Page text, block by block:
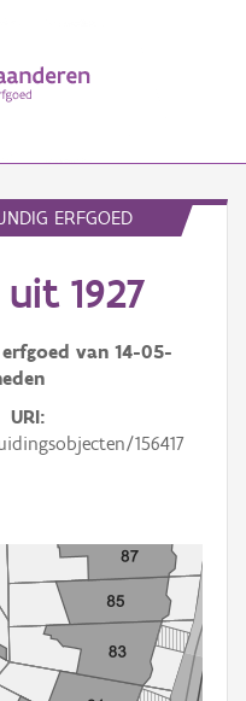
ERFGOED
1927
van 14-05-
URI
156417